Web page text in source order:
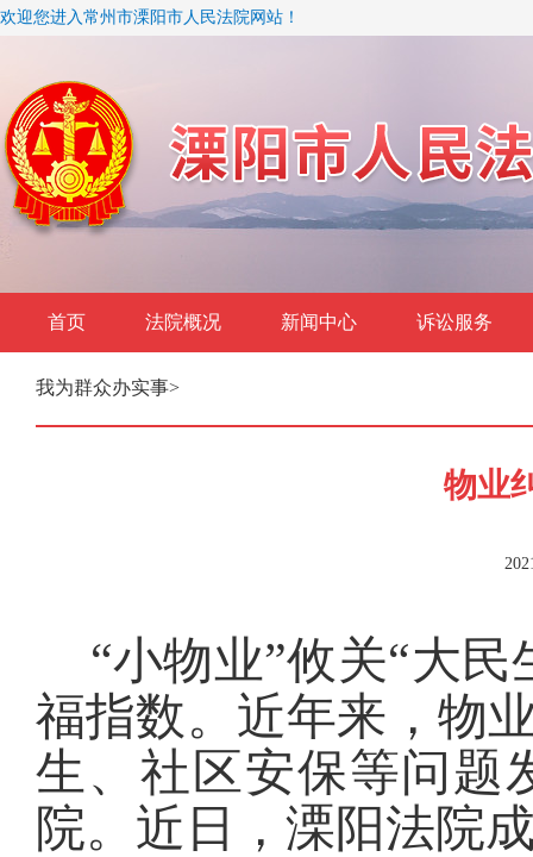
欢迎您进入常州市溧阳市人民法院网站！
首页 法院概况 新闻中心 诉讼服务
我为群众办实事>
物业
“小物业”攸关“大民
福指数。近年来，物
生、社区安保等问题
院。近日，溧阳法院